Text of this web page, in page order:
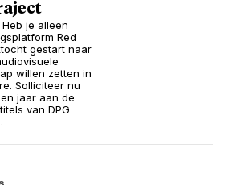
je alleen
Red
gestart naar
willen zetten in
Solliciteer nu
jaar aan de
van DPG